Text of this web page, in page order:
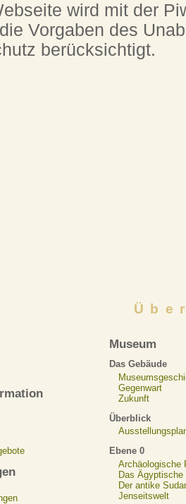
wird mit der
Vorgaben des
berücksichtigt.
Museum
Das Gebäude
Gegenwart
Zukunft
Überblick
Ebene 0
Archäologische
Das Ägyptische
Der antike
Jenseitswelt